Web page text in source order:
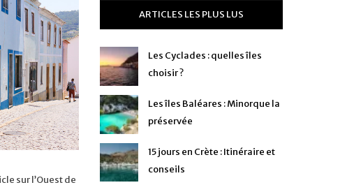
sur l’Ouest de
ARTICLES LES PLUS LUS
Les Cyclades : quelles îles
choisir ?
Les îles Baléares : Minorque la
préservée
15 jours en Crète : Itinéraire et
conseils